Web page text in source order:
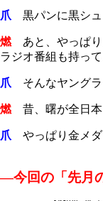
爪 黒パンに黒シュ
燃あと、やっぱり
ラジオ番組も持っ
爪 そんなヤングラ
燃昔、曙が全日本
爪 やっぱり金メダ
―今回の「先月